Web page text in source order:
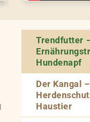
Trendfutter
Hundenapf
Der Kangal
Haustier